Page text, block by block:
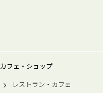
カフェ・ショップ
レストラン・カフェ